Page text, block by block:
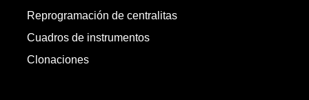
Reprogramación de centralitas
Cuadros de instrumentos
Clonaciones